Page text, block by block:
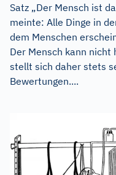
Satz „Der Mensch ist
meinte: Alle Dinge in
dem Menschen
Der Mensch kann nicht
stellt sich daher stets
Bewertungen....